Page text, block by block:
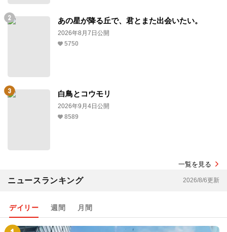
あの星が降る丘で、君とまた出会いたい。
2026年8月7日公開
5750
白鳥とコウモリ
2026年9月4日公開
8589
一覧を見る
ニュースランキング 2026/8/6更新
デイリー 週間 月間